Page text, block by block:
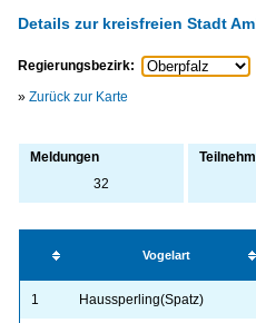
Details zur kreisfreien Stadt
Regierungsbezirk:
» Zurück zur Karte
Meldungen
32
Vogelart
1 Haussperling(Spatz)